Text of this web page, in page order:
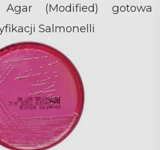
(Modified) gotowa
Salmonelli